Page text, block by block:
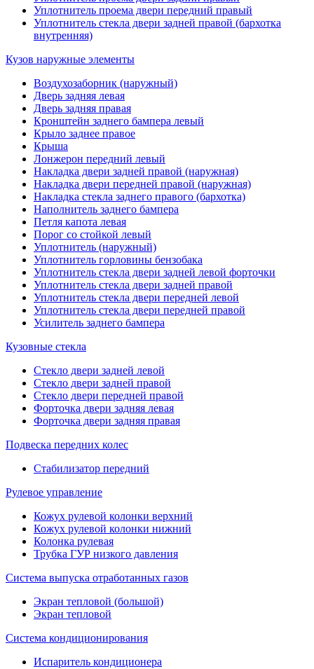
Уплотнитель проема двери передний правый
Уплотнитель стекла двери задней правой (бархотка
внутренняя)
Кузов наружные элементы
Воздухозаборник (наружный)
Дверь задняя левая
Дверь задняя правая
Кронштейн заднего бампера левый
Крыло заднее правое
Крыша
Лонжерон передний левый
Накладка двери задней правой (наружная)
Накладка двери передней правой (наружная)
Накладка стекла заднего правого (бархотка)
Наполнитель заднего бампера
Петля капота левая
Порог со стойкой левый
Уплотнитель (наружный)
Уплотнитель горловины бензобака
Уплотнитель стекла двери задней левой форточки
Уплотнитель стекла двери задней правой
Уплотнитель стекла двери передней левой
Уплотнитель стекла двери передней правой
Усилитель заднего бампера
Кузовные стекла
Стекло двери задней левой
Стекло двери задней правой
Стекло двери передней правой
Форточка двери задняя левая
Форточка двери задняя правая
Подвеска передних колес
Стабилизатор передний
Рулевое управление
Кожух рулевой колонки верхний
Кожух рулевой колонки нижний
Колонка рулевая
Трубка ГУР низкого давления
Система выпуска отработанных газов
Экран тепловой (большой)
Экран тепловой
Система кондиционирования
Испаритель кондиционера